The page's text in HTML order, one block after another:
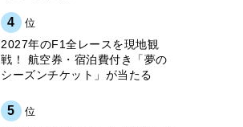
4 位
2027年のF1全レースを現地観
戦！ 航空券・宿泊費付き「夢の
シーズンチケット」が当たる
5 位